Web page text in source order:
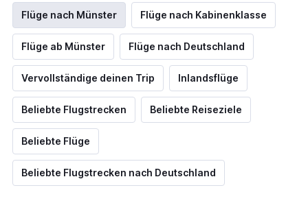
Flüge nach Münster Flüge nach Kabinenklasse
Flüge ab Münster Flüge nach Deutschland
Vervollständige deinen Trip Inlandsflüge
Beliebte Flugstrecken Beliebte Reiseziele
Beliebte Flüge
Beliebte Flugstrecken nach Deutschland